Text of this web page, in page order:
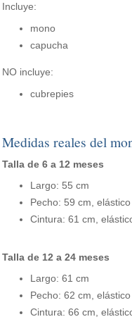
Incluye:
mono
capucha
NO incluye:
cubrepies
Medidas reales del
Talla de 6 a 12 meses
Largo: 55 cm
Pecho: 59 cm,
Cintura: 61 cm,
Talla de 12 a 24 meses
Largo: 61 cm
Pecho: 62 cm,
Cintura: 66 cm,